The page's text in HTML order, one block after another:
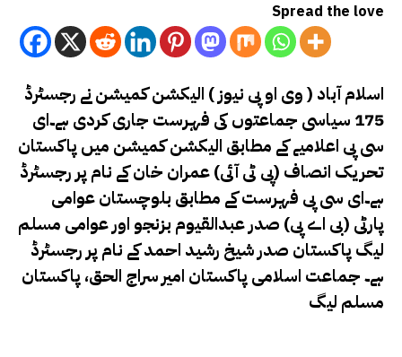
Spread the love
اسلام آباد ( وی او پی نیوز ) الیکشن کمیشن نے رجسٹرڈ
175 سیاسی جماعتوں کی فہرست جاری کرد
ی ہے۔ای
سی پی اعلامیے کے مطابق الیکشن کمیشن میں پاکستان
تحریک انصاف (پی ٹی آئی) عمران خان کے نام پر رجسٹرڈ
ہے۔ای سی پی فہرست کے مطابق بلوچستان عوامی
پارٹی (بی اے پی) صدر عبدالقیوم بزنجو اور عوامی مسلم
لیگ پاکستان صدر شیخ رشید احمد کے نام پر رجسٹرڈ
ہے۔ جماعت اسلامی پاکستان امیر سراج الحق، پاکستان
مسلم لیگ